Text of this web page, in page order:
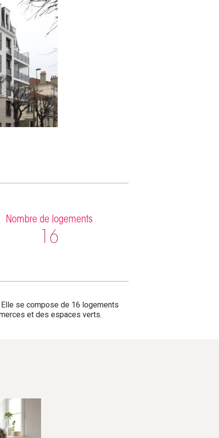
Nombre de logements
16
se compose de 16 logements
et des espaces verts.